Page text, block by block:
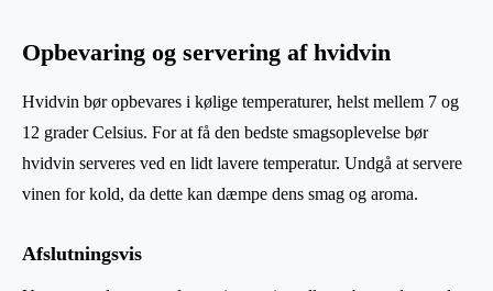
Opbevaring og servering af hvidvin
Hvidvin bør opbevares i kølige temperaturer, helst mellem 7 og
12 grader Celsius. For at få den bedste smagsoplevelse bør
hvidvin serveres ved en lidt lavere temperatur. Undgå at servere
vinen for kold, da dette kan dæmpe dens smag og aroma.
Afslutningsvis